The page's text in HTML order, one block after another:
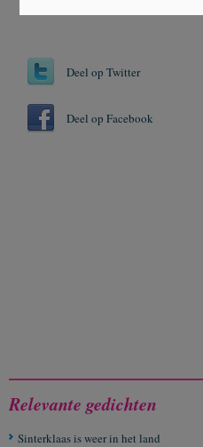
Deel op Twitter
Deel op Facebook
Relevante gedichten
Sinterklaas is weer in het land